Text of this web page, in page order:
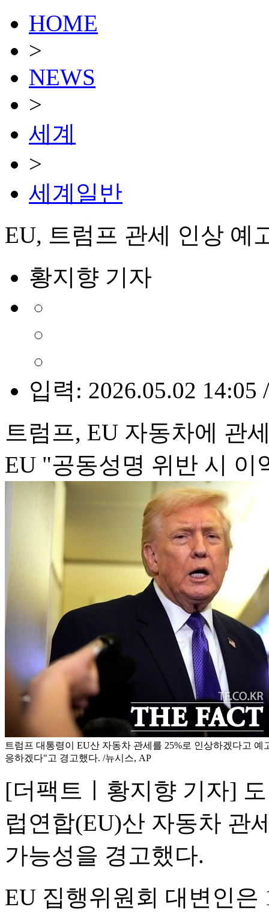
HOME
>
NEWS
>
세계
>
세계일반
EU, 트럼프 관세 인상 예
황지향 기자
입력: 2026.05.02 14:05
트럼프, EU 자동차에 관
EU "공동성명 위반 시 이
트럼프 대통령이 EU산 자동차 관세를 25%로 인상하겠다고
응하겠다"고 경고했다. /뉴시스, AP
[더팩트ㅣ황지향 기자]
럽연합(EU)산 자동차 관
가능성을 경고했다.
EU 집행위원회 대변인